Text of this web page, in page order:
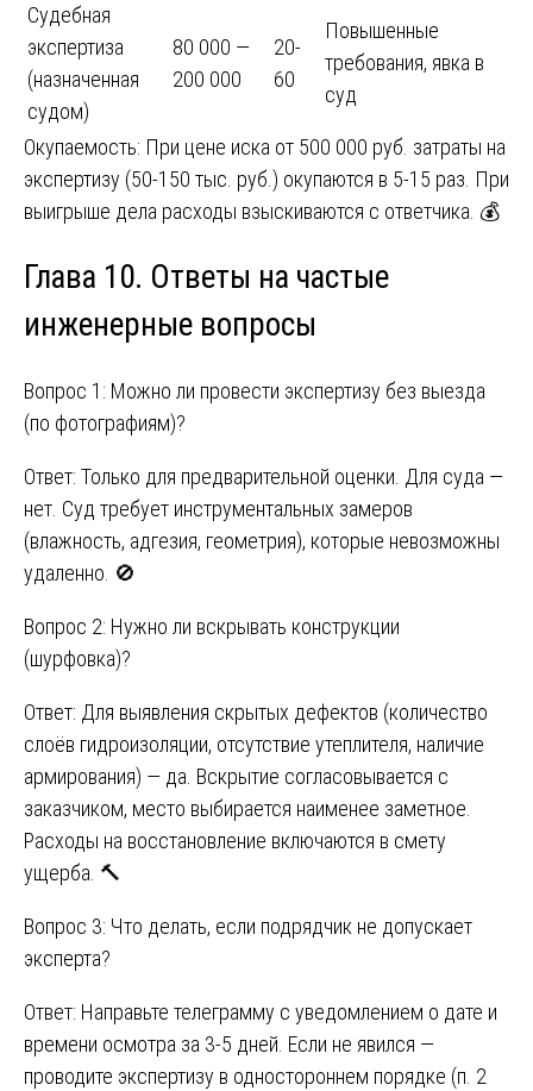
Судебная
экспертиза
(назначенная
судом)
80 000 —
200 000
20-
60
Повышенные
требования, явка в
суд
Окупаемость: При цене иска от 500 000 руб. затраты на
экспертизу (50-150 тыс. руб.) окупаются в 5-15 раз. При
выигрыше дела расходы взыскиваются с ответчика. 💰
Глава 10. Ответы на частые
инженерные вопросы
Вопрос 1: Можно ли провести экспертизу без выезда
(по фотографиям)?
Ответ: Только для предварительной оценки. Для суда —
нет. Суд требует инструментальных замеров
(влажность, адгезия, геометрия), которые невозможны
удаленно. 🚫
Вопрос 2: Нужно ли вскрывать конструкции
(шурфовка)?
Ответ: Для выявления скрытых дефектов (количество
слоёв гидроизоляции, отсутствие утеплителя, наличие
армирования) — да. Вскрытие согласовывается с
заказчиком, место выбирается наименее заметное.
Расходы на восстановление включаются в смету
ущерба. 🔨
Вопрос 3: Что делать, если подрядчик не допускает
эксперта?
Ответ: Направьте телеграмму с уведомлением о дате и
времени осмотра за 3-5 дней. Если не явился —
проводите экспертизу в одностороннем порядке (п. 2